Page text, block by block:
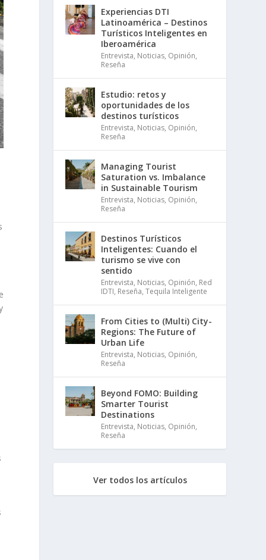
Experiencias DTI
Latinoamérica – Destinos
Turísticos Inteligentes en
Iberoamérica
Entrevista, Noticias, Opinión,
Reseña
Estudio: retos y
oportunidades de los
destinos turísticos
Entrevista, Noticias, Opinión,
Reseña
Managing Tourist
Saturation vs. Imbalance
in Sustainable Tourism
Entrevista, Noticias, Opinión,
Reseña
Destinos Turísticos
Inteligentes: Cuando el
turismo se vive con
sentido
Entrevista, Noticias, Opinión, Red
IDTI, Reseña,Tequila Inteligente
From Cities to (Multi) City-
Regions: The Future of
Urban Life
Entrevista, Noticias, Opinión,
Reseña
Beyond FOMO: Building
Smarter Tourist
Destinations
Entrevista, Noticias, Opinión,
Reseña
Ver todos los artículos